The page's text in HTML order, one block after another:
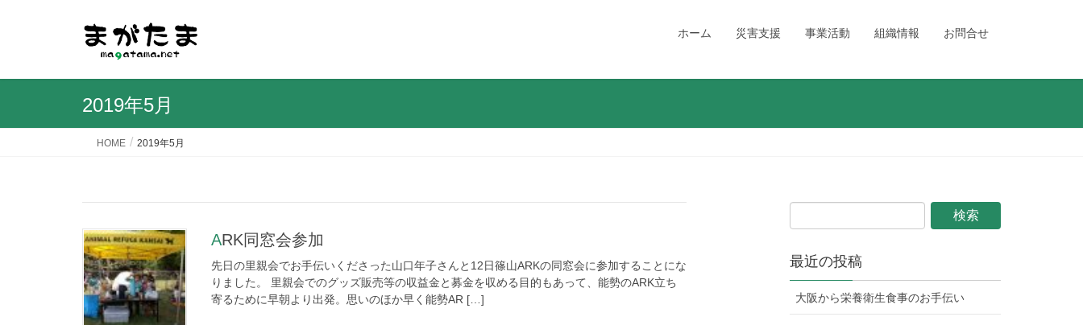
ホーム 災害支援 事業活動 組織情報 お問合せ
2019年5月
HOME 2019年5月
ARK同窓会参加
先日の里親会でお手伝いくださった山口年子さんと12日篠山ARKの同窓会に参加することにな
りました。 里親会でのグッズ販売等の収益金と募金を収める目的もあって、能勢のARK立ち
寄るために早朝より出発。思いのほか早く能勢AR […]
最近の投稿
大阪から栄養衛生食事のお手伝い